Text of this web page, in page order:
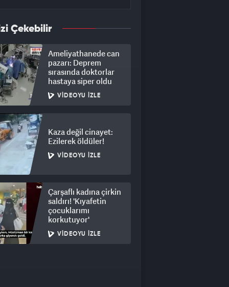
Çekebilir
Ameliyathanede can
pazarı: Deprem
sırasında doktorlar
hastaya siper oldu
VIDEOYU İZLE
Kaza değil cinayet:
Ezilerek öldüler!
VIDEOYU İZLE
Çarşaflı kadına çirkin
saldırı! 'Kıyafetin
çocuklarımı
korkutuyor'
VIDEOYU İZLE